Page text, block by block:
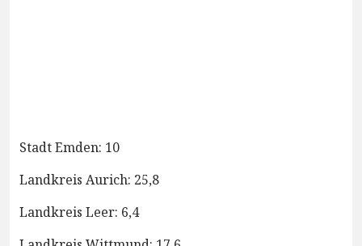
Stadt Emden: 10
Landkreis Aurich: 25,8
Landkreis Leer: 6,4